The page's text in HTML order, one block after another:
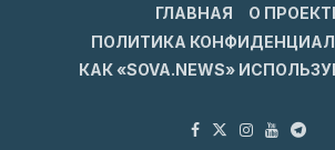
ГЛАВНАЯ
О
ПОЛИТИКА
КАК «SOVA.NEWS»